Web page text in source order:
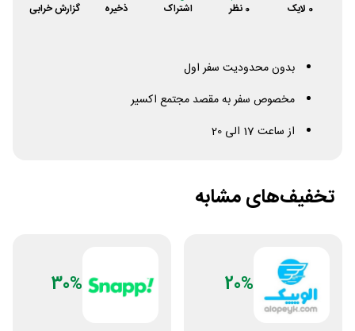
0 لایک 0 نظر اشتراک ذخیره گزارش خرابی
بدون محدودیت سفر اول
مخصوص سفر به مقصد مجتمع اکسیر
از ساعت 17 الی 20
تخفیف‌های مشابه
20%
30%